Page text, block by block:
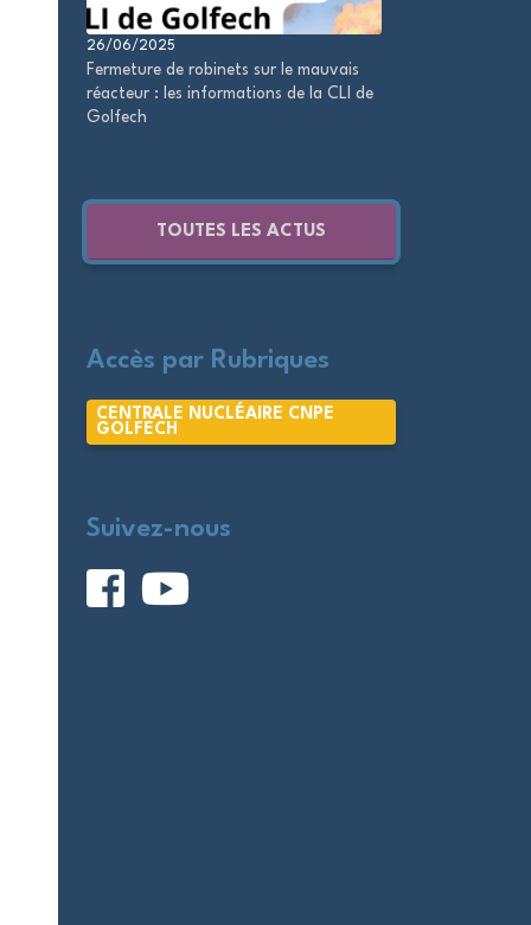
26/06/2025
Fermeture de robinets sur le mauvais
réacteur : les informations de la CLI de
Golfech
TOUTES LES ACTUS
Accès par Rubriques
CENTRALE NUCLÉAIRE CNPE
GOLFECH
Suivez-nous